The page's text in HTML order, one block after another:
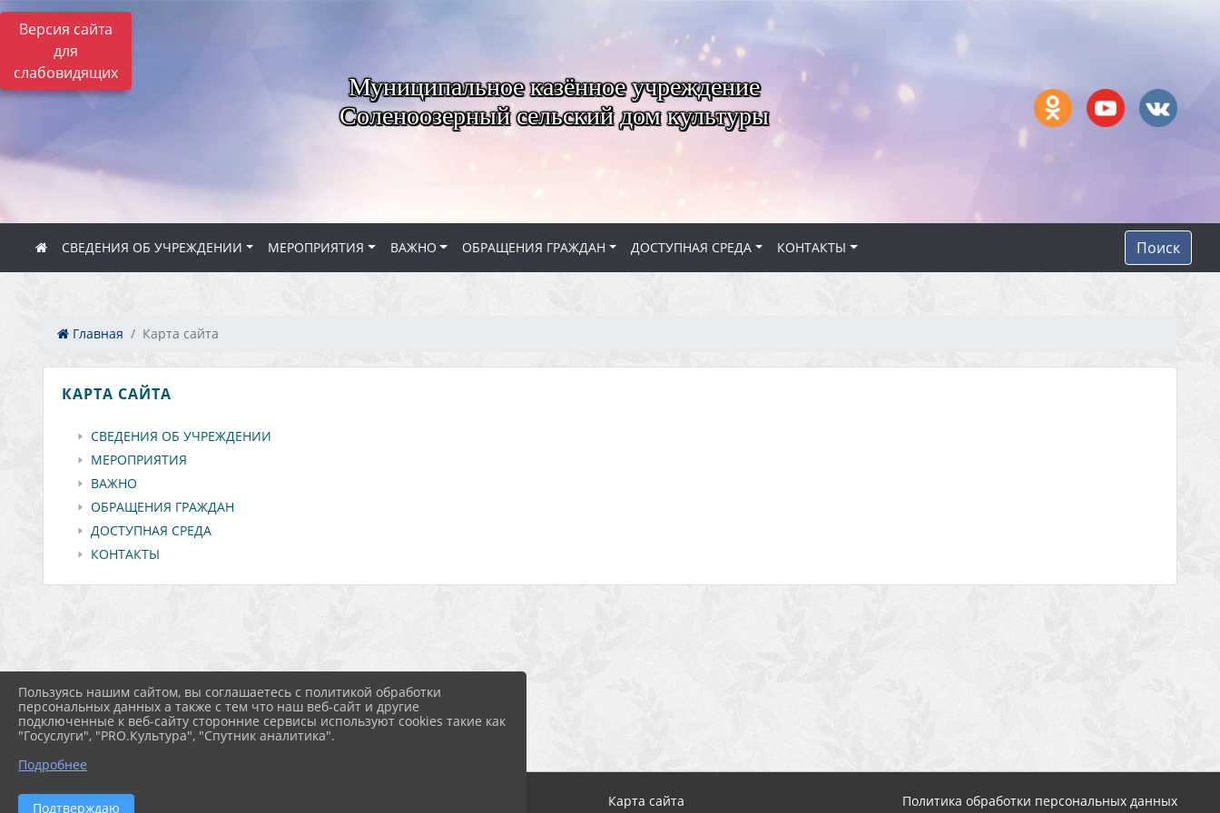
Версия сайта
для
слабовидящих
Муниципальное казённое учреждение
Соленоозерный сельский дом культуры
СВЕДЕНИЯ ОБ УЧРЕЖДЕНИИ МЕРОПРИЯТИЯ ВАЖНО ОБРАЩЕНИЯ ГРАЖДАН ДОСТУПНАЯ СРЕДА КОНТАКТЫ Поиск
Главная Карта сайта
КАРТА САЙТА
СВЕДЕНИЯ ОБ УЧРЕЖДЕНИИ
МЕРОПРИЯТИЯ
ВАЖНО
ОБРАЩЕНИЯ ГРАЖДАН
ДОСТУПНАЯ СРЕДА
КОНТАКТЫ
2026 г. sdksol.ru Карта сайта Политика обработки персональных данных
Пользуясь нашим сайтом, вы соглашаетесь с политикой обработки
персональных данных а также с тем что наш веб-сайт и другие
подключенные к веб-сайту сторонние сервисы используют cookies такие как
"Госуслуги", "PRO.Культура", "Спутник аналитика".
Подробнее
Подтверждаю